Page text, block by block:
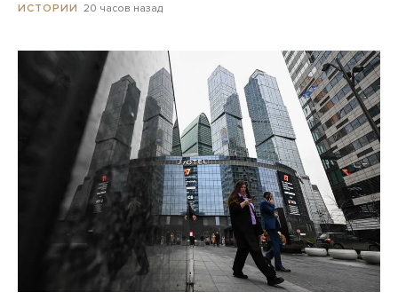
ИСТОРИИ 20 часов назад